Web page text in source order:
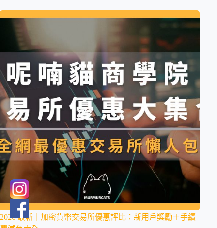
2026 最新｜加密貨幣交易所優惠評比：新用戶獎勵＋手續